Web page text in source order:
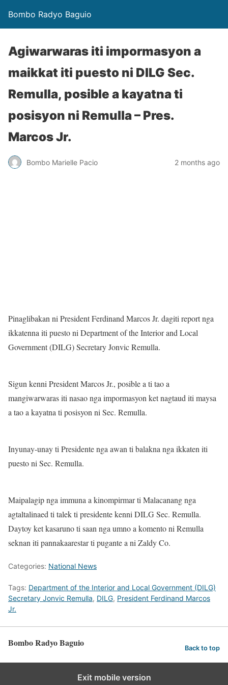
Bombo Radyo Baguio
Agiwarwaras iti impormasyon a
maikkat iti puesto ni DILG Sec.
Remulla, posible a kayatna ti
posisyon ni Remulla – Pres.
Marcos Jr.
Bombo Marielle Pacio 2 months ago
Pinaglibakan ni President Ferdinand Marcos Jr. dagiti report nga
ikkatenna iti puesto ni Department of the Interior and Local
Government (DILG) Secretary Jonvic Remulla.
Sigun kenni President Marcos Jr., posible a ti tao a
mangiwarwaras iti nasao nga impormasyon ket nagtaud iti maysa
a tao a kayatna ti posisyon ni Sec. Remulla.
Inyunay-unay ti Presidente nga awan ti balakna nga ikkaten iti
puesto ni Sec. Remulla.
Maipalagip nga immuna a kinompirmar ti Malacanang nga
agtaltalinaed ti talek ti presidente kenni DILG Sec. Remulla.
Daytoy ket kasaruno ti saan nga umno a komento ni Remulla
seknan iti pannakaarestar ti pugante a ni Zaldy Co.
Categories: National News
Tags: Department of the Interior and Local Government (DILG)
Secretary Jonvic Remulla, DILG, President Ferdinand Marcos
Jr.
Bombo Radyo Baguio Back to top
Exit mobile version